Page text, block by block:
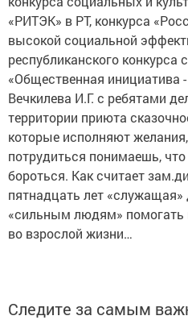
«РИТЭК» в РТ, конкурса
высокой социальной
республиканского конкурса
«Общественная инициатива
Вечкилева И.Г. с ребятами
территории приюта
которые исполняют
потрудиться понимаешь,
бороться. Как считает
пятнадцать лет «служащая»
«сильным людям» помогать
во взрослой жизни…
Следите за самым